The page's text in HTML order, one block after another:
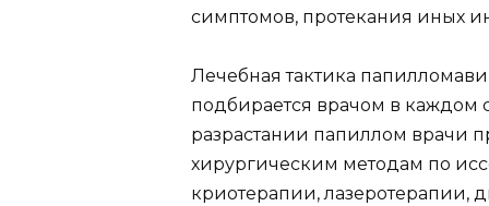
симптомов, протекания иных
Лечебная тактика
подбирается врачом в
разрастании папиллом врачи
хирургическим методам по
криотерапии, лазеротерапии,